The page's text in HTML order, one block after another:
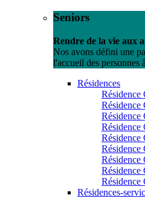
Seniors
Rendre de la vie aux
Nos avons défini une
l'accueil des personnes
Résidences
Résidence
Résidence
Résidence
Résidence
Résidence
Résidence
Résidences-